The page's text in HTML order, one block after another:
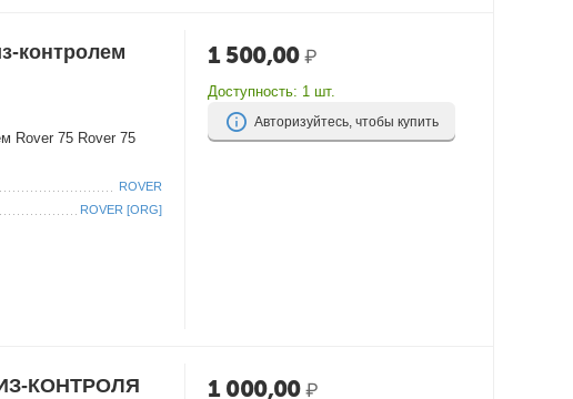
контролем
Rover 75 Rover 75
ROVER
ROVER [ORG]
1 500,00 ₽
Доступность: 1 шт.
Авторизуйтесь, чтобы купить
КОНТРОЛЯ
1 000,00 ₽